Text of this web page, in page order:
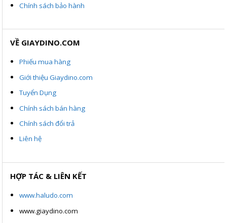
Chính sách bảo hành
VỀ GIAYDINO.COM
Phiếu mua hàng
Giới thiệu Giaydino.com
Tuyển Dụng
Chính sách bán hàng
Chính sách đổi trả
Liên hệ
HỢP TÁC & LIÊN KẾT
www.haludo.com
www.giaydino.com